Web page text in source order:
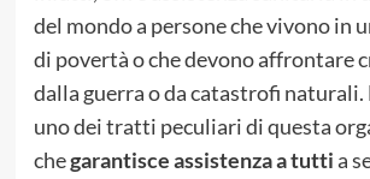
del mondo a persone che vivono in
di povertà o che devono affrontare
dalla guerra o da catastrofi naturali.
uno dei tratti peculiari di questa
chegarantisce assistenza a tuttia